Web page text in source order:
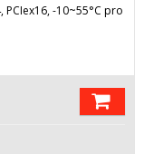
PCIex16, -10~55°C pro